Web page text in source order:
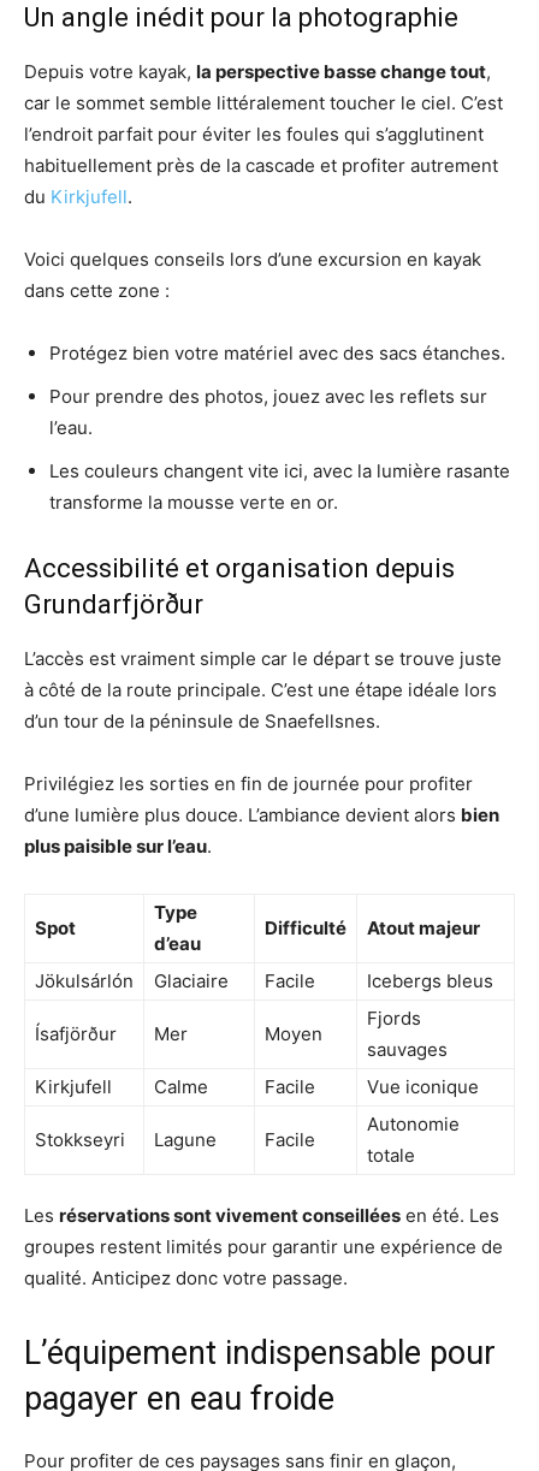
Un angle inédit pour la photographie
Depuis votre kayak, la perspective basse change tout,
car le sommet semble littéralement toucher le ciel. C’est
l’endroit parfait pour éviter les foules qui s’agglutinent
habituellement près de la cascade et profiter autrement
du Kirkjufell.
Voici quelques conseils lors d’une excursion en kayak
dans cette zone :
Protégez bien votre matériel avec des sacs étanches.
Pour prendre des photos, jouez avec les reflets sur
l’eau.
Les couleurs changent vite ici, avec la lumière rasante
transforme la mousse verte en or.
Accessibilité et organisation depuis
Grundarfjörður
L’accès est vraiment simple car le départ se trouve juste
à côté de la route principale. C’est une étape idéale lors
d’un tour de la péninsule de Snaefellsnes.
Privilégiez les sorties en fin de journée pour profiter
d’une lumière plus douce. L’ambiance devient alors bien
plus paisible sur l’eau.
Spot
Type
d’eau
Difficulté Atout majeur
Jökulsárlón Glaciaire Facile Icebergs bleus
Ísafjörður Mer Moyen
Fjords
sauvages
Kirkjufell
Calme Facile Vue iconique
Stokkseyri Lagune Facile
Autonomie
totale
Les réservations sont vivement conseillées en été. Les
groupes restent limités pour garantir une expérience de
qualité. Anticipez donc votre passage.
L’équipement indispensable pour
pagayer en eau froide
Pour profiter de ces paysages sans finir en glaçon,